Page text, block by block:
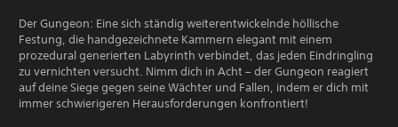
Der Gungeon: Eine sich ständig weiterentwickelnde höllische
Festung, die handgezeichnete Kammern elegant mit einem
prozedural generierten Labyrinth verbindet, das jeden Eindringling
zu vernichten versucht. Nimm dich in Acht – der Gungeon reagiert
auf deine Siege gegen seine Wächter und Fallen, indem er dich mit
immer schwierigeren Herausforderungen konfrontiert!